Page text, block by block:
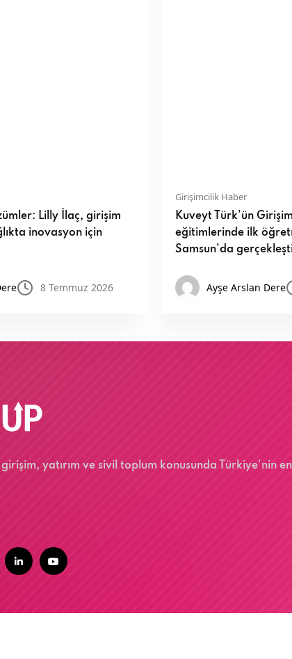
Lilly İlaç, girişim
inovasyon için
8 Temmuz 2026
Girişimcilik Haber
Kuveyt Türk’ün
eğitimlerinde ilk
Samsun’da gerçekleşti
Ayşe Arslan Dere
yatırım ve sivil toplum konusunda Türkiye'nin